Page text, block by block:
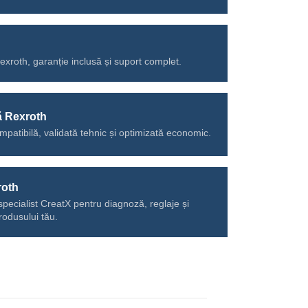
garanție inclusă și suport complet.
Rexroth
validată tehnic și optimizată economic.
CreatX pentru diagnoză, reglaje și
tău.